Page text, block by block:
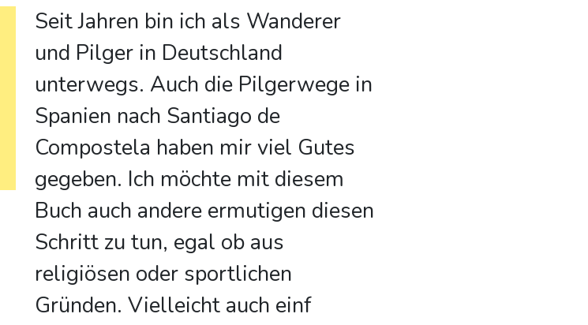
Seit Jahren bin ich als Wanderer
und Pilger in Deutschland
unterwegs. Auch die Pilgerwege in
Spanien nach Santiago de
Compostela haben mir viel Gutes
gegeben. Ich möchte mit diesem
Buch auch andere ermutigen diesen
Schritt zu tun, egal ob aus
religiösen oder sportlichen
Gründen. Vielleicht auch einf